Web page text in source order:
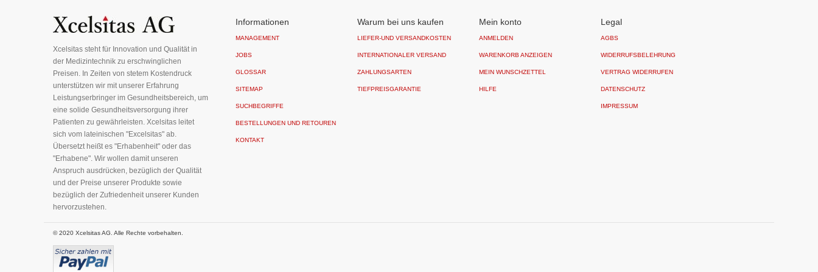
unseren
Newsletter
an:
Xcelsitas steht für Innovation und Qualität in
der Medizintechnik zu erschwinglichen
Preisen. In Zeiten von stetem Kostendruck
unterstützen wir mit unserer Erfahrung
Leistungserbringer im Gesundheitsbereich, um
eine solide Gesundheitsversorgung ihrer
Patienten zu gewährleisten. Xcelsitas leitet
sich vom lateinischen "Excelsitas" ab.
Übersetzt heißt es "Erhabenheit" oder das
"Erhabene". Wir wollen damit unseren
Anspruch ausdrücken, bezüglich der Qualität
und der Preise unserer Produkte sowie
bezüglich der Zufriedenheit unserer Kunden
hervorzustehen.
Informationen
MANAGEMENT
JOBS
GLOSSAR
SITEMAP
SUCHBEGRIFFE
BESTELLUNGEN UND RETOUREN
KONTAKT
Warum bei uns kaufen
LIEFER-UND VERSANDKOSTEN
INTERNATIONALER VERSAND
ZAHLUNGSARTEN
TIEFPREISGARANTIE
Mein konto
ANMELDEN
WARENKORB ANZEIGEN
MEIN WUNSCHZETTEL
HILFE
Legal
AGBS
WIDERRUFSBELEHRUNG
VERTRAG WIDERRUFEN
DATENSCHUTZ
IMPRESSUM
© 2020 Xcelsitas AG. Alle Rechte vorbehalten.